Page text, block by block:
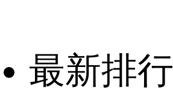
最新排行